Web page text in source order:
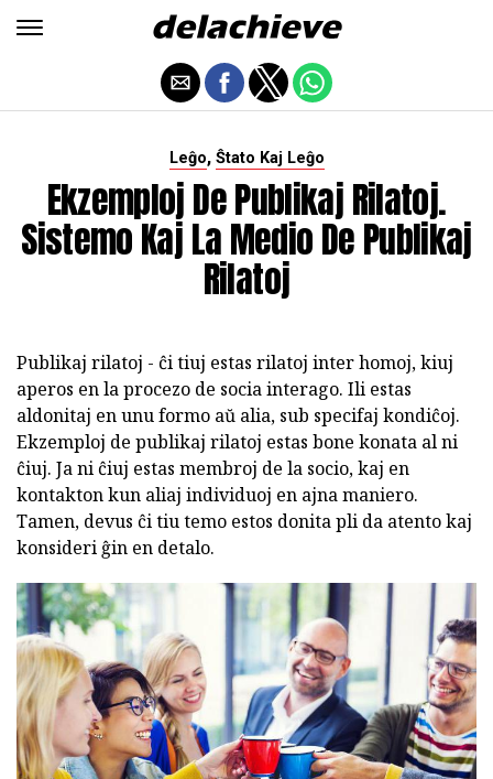
Leĝo, Ŝtato Kaj Leĝo
Ekzemploj De Publikaj Rilatoj.
Sistemo Kaj La Medio De Publikaj
Rilatoj
Publikaj rilatoj - ĉi tiuj estas rilatoj inter homoj, kiuj
aperos en la procezo de socia interago. Ili estas
aldonitaj en unu formo aŭ alia, sub specifaj kondiĉoj.
Ekzemploj de publikaj rilatoj estas bone konata al ni
ĉiuj. Ja ni ĉiuj estas membroj de la socio, kaj en
kontakton kun aliaj individuoj en ajna maniero.
Tamen, devus ĉi tiu temo estos donita pli da atento kaj
konsideri ĝin en detalo.